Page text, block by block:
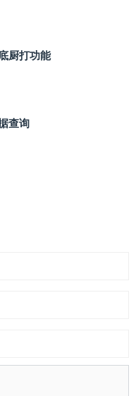
厨打功能
查询